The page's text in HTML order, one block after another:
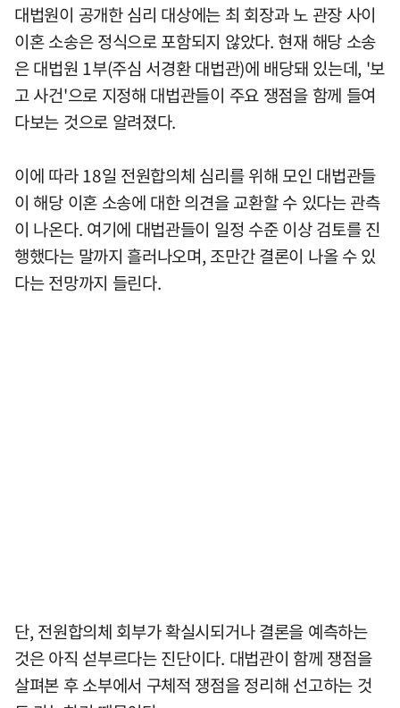
대법원이 공개한 심리 대상에는 최 회장과 노 관장 사이
이혼 소송은 정식으로 포함되지 않았다. 현재 해당 소송
은 대법원 1부(주심 서경환 대법관)에 배당돼 있는데, '보
고 사건'으로 지정해 대법관들이 주요 쟁점을 함께 들여
다보는 것으로 알려졌다.
이에 따라 18일 전원합의체 심리를 위해 모인 대법관들
이 해당 이혼 소송에 대한 의견을 교환할 수 있다는 관측
이 나온다. 여기에 대법관들이 일정 수준 이상 검토를 진
행했다는 말까지 흘러나오며, 조만간 결론이 나올 수 있
다는 전망까지 들린다.
단, 전원합의체 회부가 확실시되거나 결론을 예측하는
것은 아직 섣부르다는 진단이다. 대법관이 함께 쟁점을
살펴본 후 소부에서 구체적 쟁점을 정리해 선고하는 것